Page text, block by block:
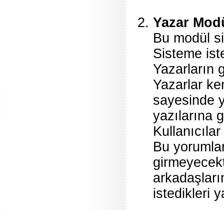
Yazar
Bu modül
Sisteme
Yazarların
Yazarlar
sayesinde
yazılarına
Bu
istedikleri